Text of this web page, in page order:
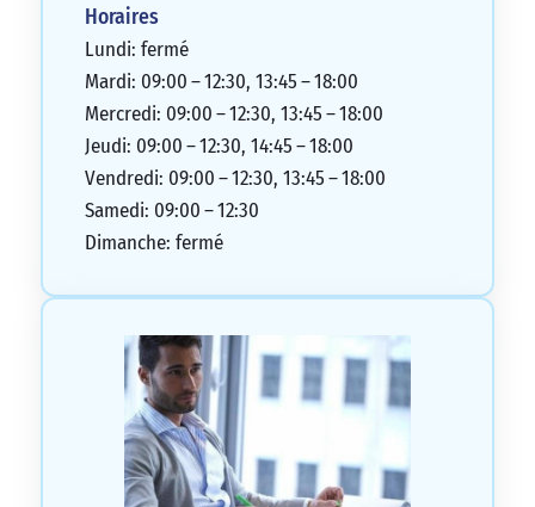
Horaires
Lundi: fermé
Mardi: 09:00 – 12:30, 13:45 – 18:00
Mercredi: 09:00 – 12:30, 13:45 – 18:00
Jeudi: 09:00 – 12:30, 14:45 – 18:00
Vendredi: 09:00 – 12:30, 13:45 – 18:00
Samedi: 09:00 – 12:30
Dimanche: fermé